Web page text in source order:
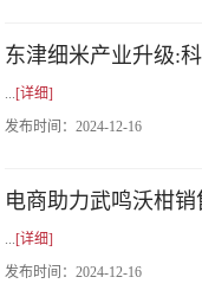
东津细米产业升级:
...[详细]
发布时间：2024-12-16
电商助力武鸣沃柑
...[详细]
发布时间：2024-12-16